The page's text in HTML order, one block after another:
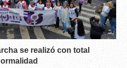
se realizó con total